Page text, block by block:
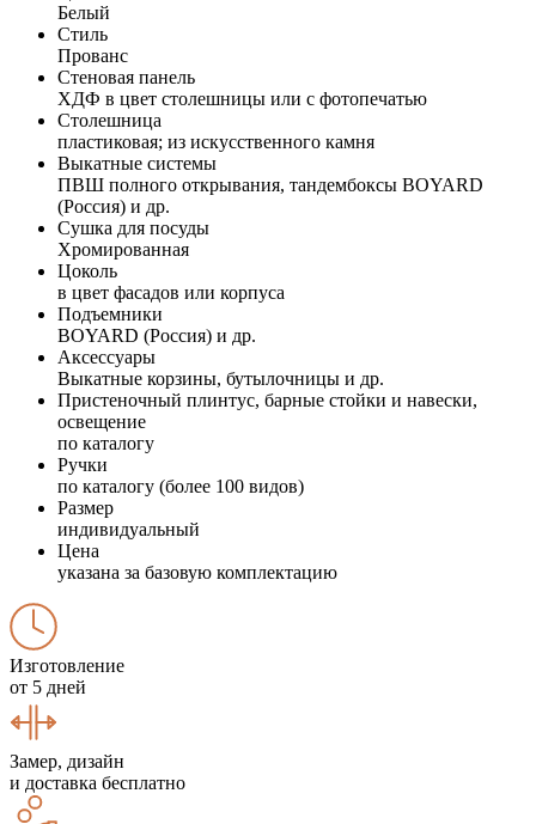
Белый
Стиль
Прованс
Стеновая панель
ХДФ в цвет столешницы или с фотопечатью
Столешница
пластиковая; из искусственного камня
Выкатные системы
ПВШ полного открывания, тандембоксы BOYARD
(Россия) и др.
Сушка для посуды
Хромированная
Цоколь
в цвет фасадов или корпуса
Подъемники
BOYARD (Россия) и др.
Аксессуары
Выкатные корзины, бутылочницы и др.
Пристеночный плинтус, барные стойки и навески,
освещение
по каталогу
Ручки
по каталогу (более 100 видов)
Размер
индивидуальный
Цена
указана за базовую комплектацию
Изготовление
от 5 дней
Замер, дизайн
и доставка бесплатно